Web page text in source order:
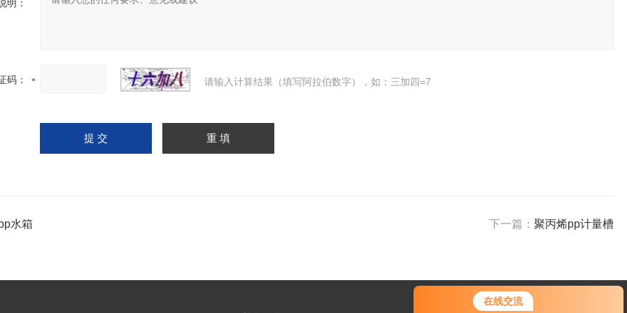
在线交流
明：
码： 请输入计算结果（填写阿拉伯数字），如：三加四=7
水箱 下一篇： 聚丙烯pp计量槽